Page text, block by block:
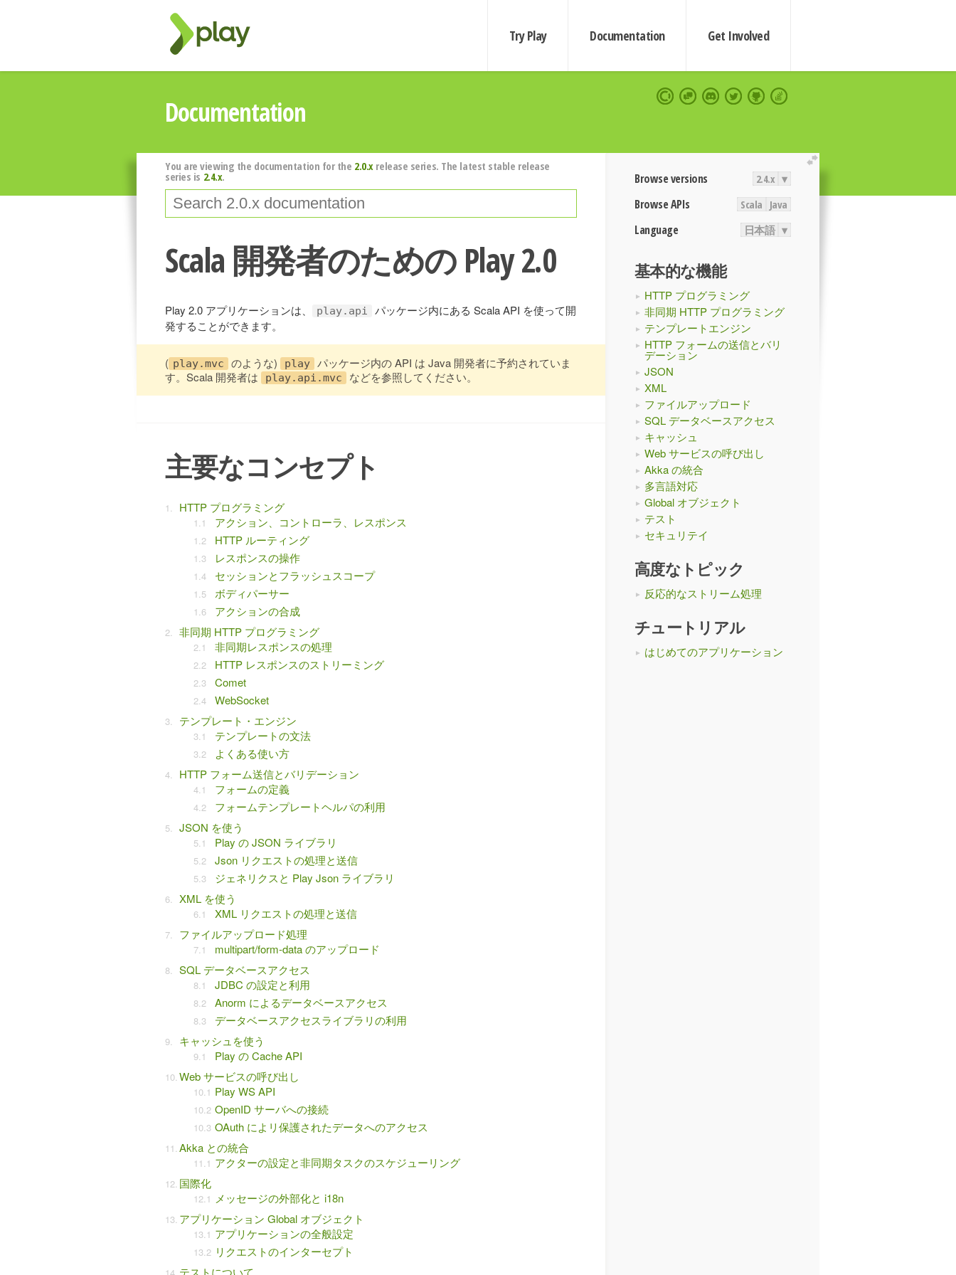
Try Play Documentation Get Involved
Documentation
extend
Browse versions 2.4.x ▾
Browse APIs Scala Java
Language 日本語 ▾
基本的な機能
HTTP プログラミング
非同期 HTTP プログラミング
テンプレートエンジン
HTTP フォームの送信とバリ
デーション
JSON
XML
ファイルアップロード
SQL データベースアクセス
キャッシュ
Web サービスの呼び出し
Akka の統合
多言語対応
Global オブジェクト
テスト
セキュリテイ
高度なトピック
反応的なストリーム処理
チュートリアル
はじめてのアプリケーション
You are viewing the documentation for the 2.0.xrelease series. The latest stable release
series is 2.4.x.
Scala 開発者のための Play 2.0
Play 2.0 アプリケーションは、 play.api
パッケージ内にある Scala API を使って開
発することができます。
( play.mvc のような) play パッケージ内の API は Java 開発者に予約されていま
す。Scala 開発者は
play.api.mvc などを参照してください。
主要なコンセプト
HTTP プログラミング
アクション、コントローラ、レスポンス
HTTP ルーティング
レスポンスの操作
セッションとフラッシュスコープ
ボディパーサー
アクションの合成
非同期 HTTP プログラミング
非同期レスポンスの処理
HTTP レスポンスのストリーミング
Comet
WebSocket
テンプレート・エンジン
テンプレートの文法
よくある使い方
HTTP フォーム送信とバリデーション
フォームの定義
フォームテンプレートヘルパの利用
JSON を使う
Play の JSON ライブラリ
Json リクエストの処理と送信
ジェネリクスと Play Json ライブラリ
XML を使う
XML リクエストの処理と送信
ファイルアップロード処理
multipart/form-data のアップロード
SQL データベースアクセス
JDBC の設定と利用
Anorm によるデータベースアクセス
データベースアクセスライブラリの利用
キャッシュを使う
Play の Cache API
Web サービスの呼び出し
Play WS API
OpenID サーバへの接続
OAuth によリ保護されたデータへのアクセス
Akka との統合
アクターの設定と非同期タスクのスケジューリング
国際化
メッセージの外部化と i18n
アプリケーション Global オブジェクト
アプリケーションの全般設定
リクエストのインターセプト
テストについて